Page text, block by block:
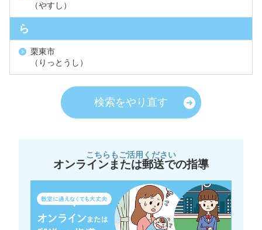
（やすし）
ら
栗東市
（りっとうし）
検索をやり直す
こちらもご活用ください
オンラインまたは郵送での指導